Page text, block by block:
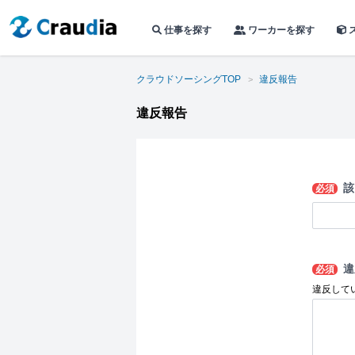
仕事を探す ワーカーを探す
クラウドソーシングTOP 違反報告
違反報告
必須
必須
違反して